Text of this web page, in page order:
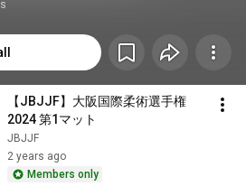
【JBJJF】大阪国際柔術選手権
2024 第1マット
JBJJF
2 years ago
Members only